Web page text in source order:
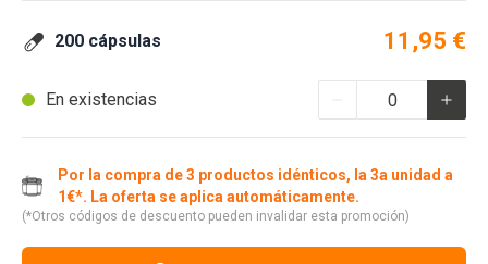
200 cápsulas 11,95 €
En existencias
Por la compra de 3 productos idénticos, la 3a unidad a
1€*. La oferta se aplica automáticamente.
(*Otros códigos de descuento pueden invalidar esta promoción)